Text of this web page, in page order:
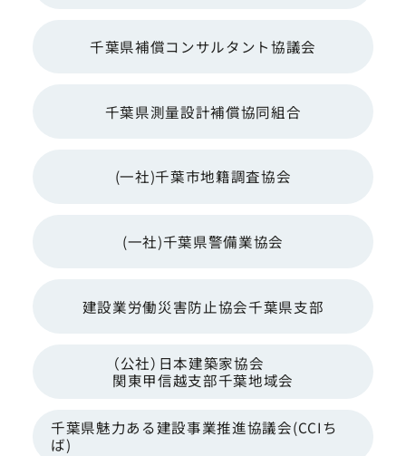
千葉県補償コンサルタント協議会
千葉県測量設計補償協同組合
(一社)千葉市地籍調査協会
(一社)千葉県警備業協会
建設業労働災害防止協会千葉県支部
（公社）日本建築家協会
関東甲信越支部千葉地域会
千葉県魅力ある建設事業推進協議会(CCIち
ば)